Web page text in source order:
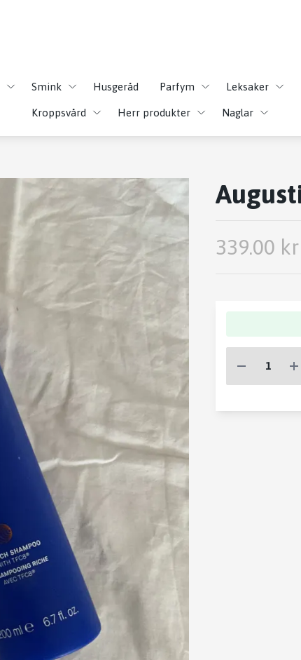
Smink Husgeråd Parfym Leksaker
Kroppsvård Herr produkter Naglar
339.00 kr